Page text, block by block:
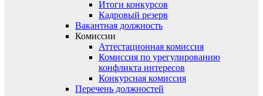
Итоги конкурсов
Кадровый резерв
Вакантная должность
Комиссии
Аттестационная комиссия
Комиссия по урегулированию
конфликта интересов
Конкурсная комиссия
Перечень должностей